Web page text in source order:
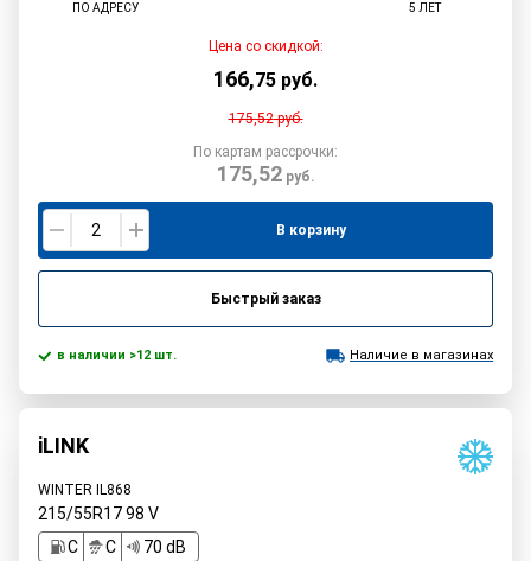
ПО АДРЕСУ
5 ЛЕТ
Цена со скидкой:
166,75 руб.
175,52руб.
По картам рассрочки:
175,52руб.
В корзину
Быстрый заказ
в наличии >12 шт. Наличие в магазинах
iLINK
WINTER IL868
215/55R1798 V
C
C 70 dB